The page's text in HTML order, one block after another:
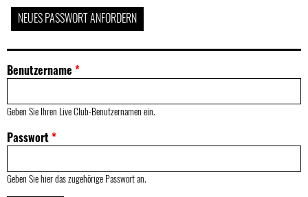
NEUES PASSWORT ANFORDERN
Benutzername *
Geben Sie Ihren Live Club-Benutzernamen ein.
Passwort*
Geben Sie hier das zugehörige Passwort an.